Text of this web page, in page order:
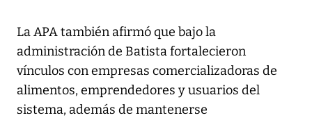
La APA también afirmó que bajo la
administración de Batista fortalecieron
vínculos con empresas comercializadoras de
alimentos, emprendedores y usuarios del
sistema, además de mantenerse